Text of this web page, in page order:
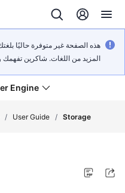
هذه الصفحة غير متوفرة حاليًا
المزيد من اللغات. شاكرين تفهمك
Engine
/ User Guide / Storage